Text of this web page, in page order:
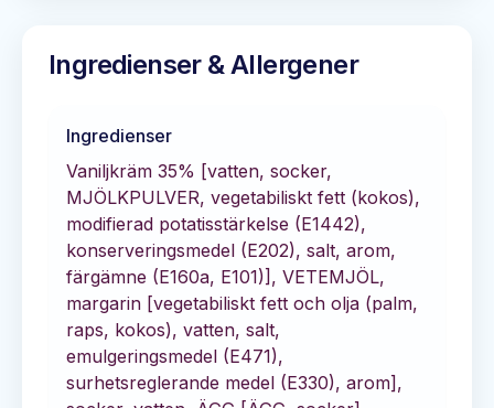
Ingredienser & Allergener
Ingredienser
Vaniljkräm 35% [vatten, socker,
MJÖLKPULVER, vegetabiliskt fett (kokos),
modifierad potatisstärkelse (E1442),
konserveringsmedel (E202), salt, arom,
färgämne (E160a, E101)], VETEMJÖL,
margarin [vegetabiliskt fett och olja (palm,
raps, kokos), vatten, salt,
emulgeringsmedel (E471),
surhetsreglerande medel (E330), arom],